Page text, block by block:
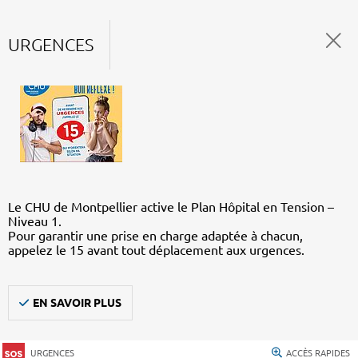
URGENCES
Le CHU de Montpellier active le Plan Hôpital en Tension –
Niveau 1.
Pour garantir une prise en charge adaptée à chacun,
appelez le 15 avant tout déplacement aux urgences.
EN SAVOIR PLUS
URGENCES ACCÈS RAPIDES